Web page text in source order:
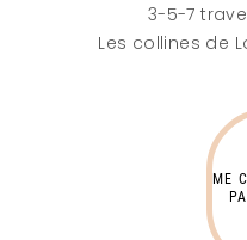
3-5-7
Les collines de
ME